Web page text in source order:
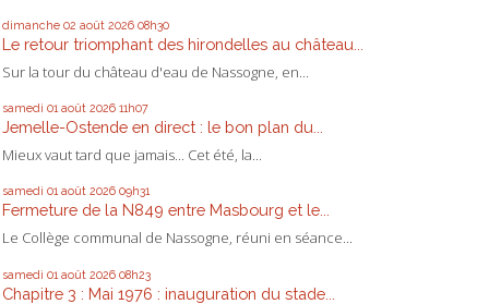
dimanche 02 août 2026 08h30
Le retour triomphant des hirondelles au château...
Sur la tour du château d'eau de Nassogne, en...
samedi 01 août 2026 11h07
Jemelle-Ostende en direct : le bon plan du...
Mieux vaut tard que jamais... Cet été, la...
samedi 01 août 2026 09h31
Fermeture de la N849 entre Masbourg et le...
Le Collège communal de Nassogne, réuni en séance...
samedi 01 août 2026 08h23
Chapitre 3 : Mai 1976 : inauguration du stade...